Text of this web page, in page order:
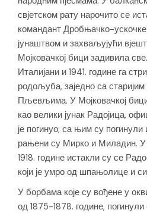
свјетском рату нарочито се
командант Дробњачко-ускочке
јунаштвом и захваљујући
Мојковачкој бици задивила
Италијани и 1941. године га
родољуба, заједно са
Пљевљима. У Мојковачкој
као велики јунак Радојица,
је погинуо; са њим су
рањени су Мирко и Миладин. У
1918. године истакли су се
који је умро од шпањолице и
У борбама које су вођене у
од 1875-1878. године,